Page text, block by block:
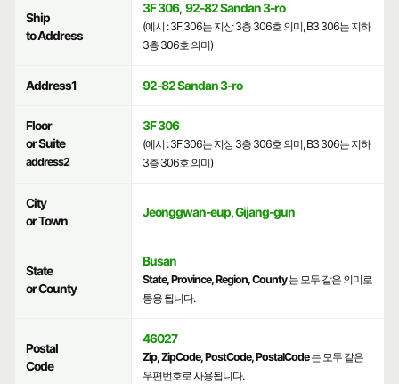
Ship
to Address
3F 306, 92-82 Sandan 3-ro
(예시 : 3F 306는 지상 3층 306호 의미, B3 306는 지하
3층 306호 의미)
Address1 92-82 Sandan 3-ro
Floor
or Suite
address2
3F 306
(예시 : 3F 306는 지상 3층 306호 의미, B3 306는 지하
3층 306호 의미)
City
or Town
Jeonggwan-eup, Gijang-gun
State
or County
Busan
State, Province, Region, County는 모두 같은 의미로
통용 됩니다.
Postal
Code
46027
Zip, ZipCode, PostCode, PostalCode는 모두 같은
우편번호로 사용됩니다.